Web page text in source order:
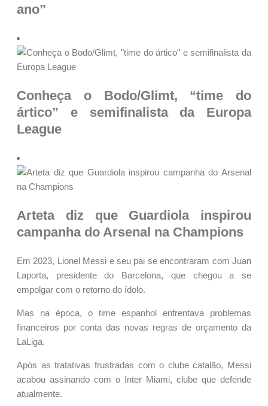
ano”
Conheça o Bodo/Glimt, “time do
ártico” e semifinalista da Europa
League
Arteta diz que Guardiola inspirou
campanha do Arsenal na Champions
Em 2023, Lionel Messi e seu pai se encontraram com Juan
Laporta, presidente do Barcelona, que chegou a se
empolgar com o retorno do ídolo.
Mas na época, o time espanhol enfrentava problemas
financeiros por conta das novas regras de orçamento da
LaLiga.
Após as tratativas frustradas com o clube catalão, Messi
acabou assinando com o Inter Miami, clube que defende
atualmente.